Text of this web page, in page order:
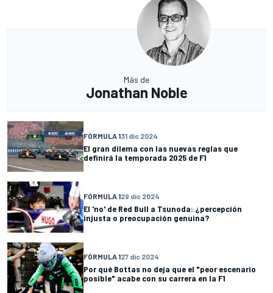
Más de
Jonathan Noble
FÓRMULA 131 dic 2024
El gran dilema con las nuevas reglas que
definirá la temporada 2025 de F1
FÓRMULA 129 dic 2024
El 'no' de Red Bull a Tsunoda: ¿percepción
injusta o preocupación genuina?
FÓRMULA 127 dic 2024
Por qué Bottas no deja que el "peor escenario
posible" acabe con su carrera en la F1